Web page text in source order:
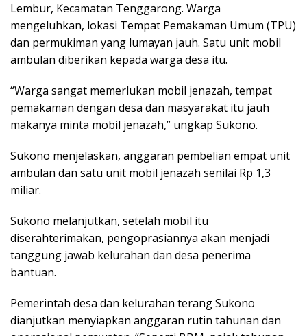
Lembur, Kecamatan Tenggarong. Warga
mengeluhkan, lokasi Tempat Pemakaman Umum (TPU)
dan permukiman yang lumayan jauh. Satu unit mobil
ambulan diberikan kepada warga desa itu.
“Warga sangat memerlukan mobil jenazah, tempat
pemakaman dengan desa dan masyarakat itu jauh
makanya minta mobil jenazah,” ungkap Sukono.
Sukono menjelaskan, anggaran pembelian empat unit
ambulan dan satu unit mobil jenazah senilai Rp 1,3
miliar.
Sukono melanjutkan, setelah mobil itu
diserahterimakan, pengoprasiannya akan menjadi
tanggung jawab kelurahan dan desa penerima
bantuan.
Pemerintah desa dan kelurahan terang Sukono
dianjutkan menyiapkan anggaran rutin tahunan dan